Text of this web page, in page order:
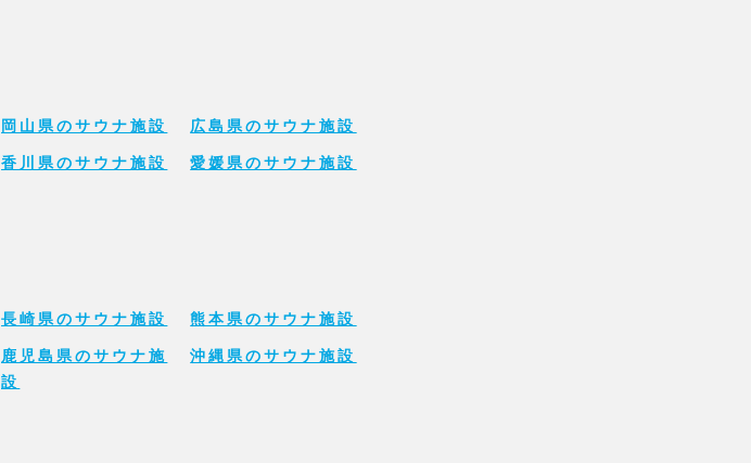
岡山県のサウナ施設 広島県のサウナ施設
香川県のサウナ施設 愛媛県のサウナ施設
長崎県のサウナ施設 熊本県のサウナ施設
鹿児島県のサウナ施
設
沖縄県のサウナ施設